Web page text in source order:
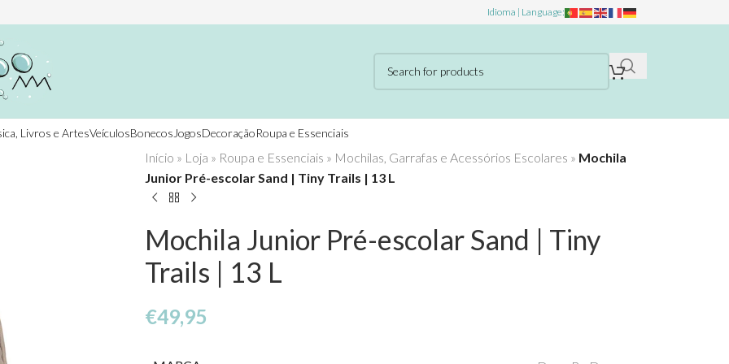
Idioma | Language:
Livros e ArtesVeículosBonecos JogosDecoraçãoRoupa e Essenciais
Início » Loja » Roupa e Essenciais » Mochilas, Garrafas e Acessórios Escolares » Mochila
Junior Pré-escolar Sand | Tiny Trails | 13 L
Mochila Junior Pré-escolar Sand | Tiny
Trails | 13 L
€49,95